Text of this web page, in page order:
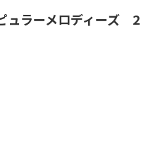
ュラーメロディーズ 2